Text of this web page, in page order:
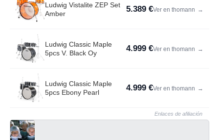
Ludwig Vistalite ZEP Set
Amber
5.389 €Ver en thomann →
Ludwig Classic Maple
5pcs V. Black Oy
4.999 €Ver en thomann →
Ludwig Classic Maple
5pcs Ebony Pearl
4.999 €Ver en thomann →
Enlaces de afiliación